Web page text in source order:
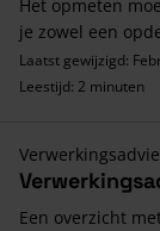
Het opmeten
je zowel een
Laatst gewijzigd:
Leestijd: 2 minuten
Een overzicht